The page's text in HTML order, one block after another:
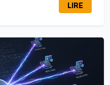
LIRE